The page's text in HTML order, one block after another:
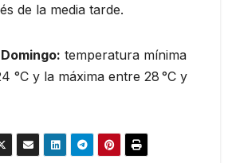
de la media tarde.
temperatura mínima
°C y la máxima entre 28 °C y